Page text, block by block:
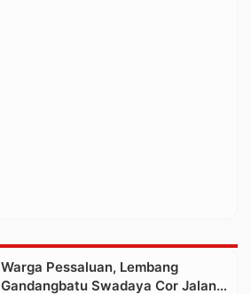
Warga Pessaluan, Lembang
Gandangbatu Swadaya Cor Jalan